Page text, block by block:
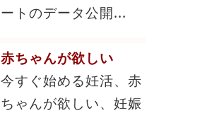
ートのデータ公開...
赤ちゃんが欲しい
今すぐ始める妊活、赤
ちゃんが欲しい、妊娠